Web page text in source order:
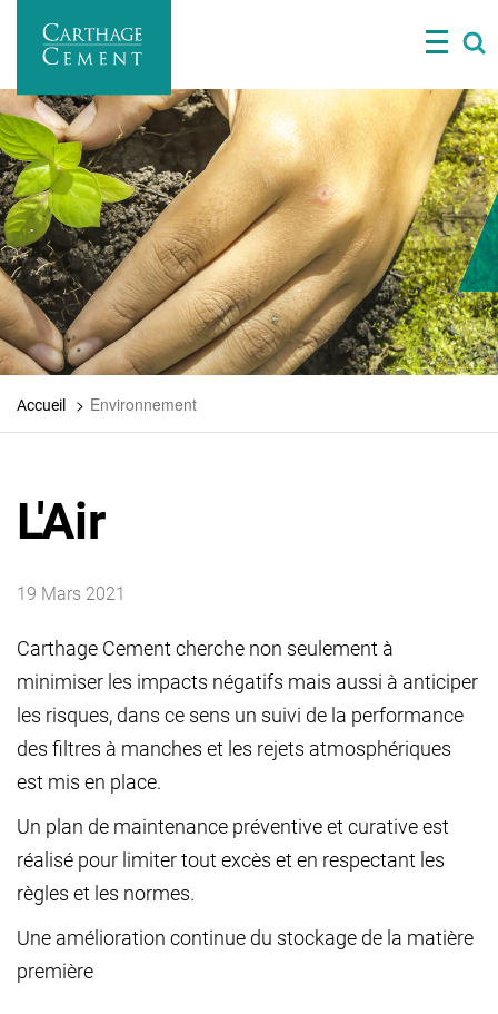
contenu
Accueil Environnement
L'Air
19 Mars 2021
Carthage Cement cherche non seulement à
minimiser les impacts négatifs mais aussi à anticiper
les risques, dans ce sens un suivi de la performance
des filtres à manches et les rejets atmosphériques
est mis en place.
Un plan de maintenance préventive et curative est
réalisé pour limiter tout excès et en respectant les
règles et les normes.
Une amélioration continue du stockage de la matière
première